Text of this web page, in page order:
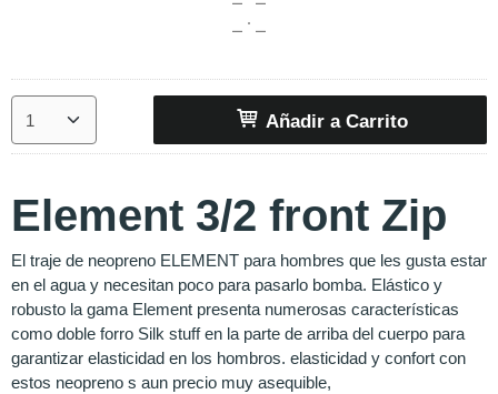
Añadir a Carrito
Element 3/2 front Zip
El traje de neopreno ELEMENT para hombres que les gusta estar
en el agua y necesitan poco para pasarlo bomba. Elástico y
robusto la gama Element presenta numerosas características
como doble forro Silk stuff en la parte de arriba del cuerpo para
garantizar elasticidad en los hombros. elasticidad y confort con
estos neopreno s aun precio muy asequible,